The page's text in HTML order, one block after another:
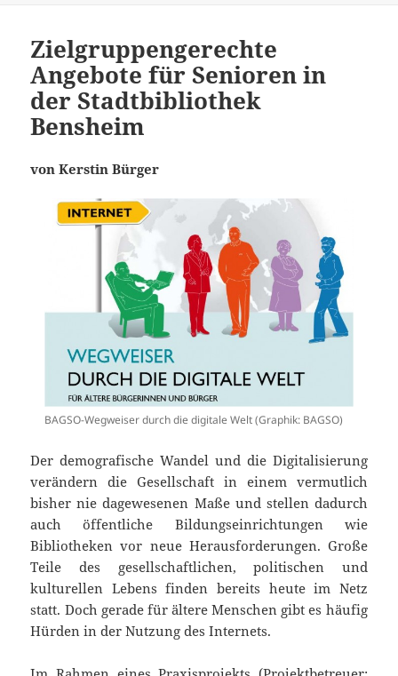
Zielgruppengerechte
Angebote für Senioren in
der Stadtbibliothek
Bensheim
von Kerstin Bürger
BAGSO-Wegweiser durch die digitale Welt (Graphik: BAGSO)
Der demografische Wandel und die Digitalisierung
verändern die Gesellschaft in einem vermutlich
bisher nie dagewesenen Maße und stellen dadurch
auch öffentliche Bildungseinrichtungen wie
Bibliotheken vor neue Herausforderungen. Große
Teile des gesellschaftlichen, politischen und
kulturellen Lebens finden bereits heute im Netz
statt. Doch gerade für ältere Menschen gibt es häufig
Hürden in der Nutzung des Internets.